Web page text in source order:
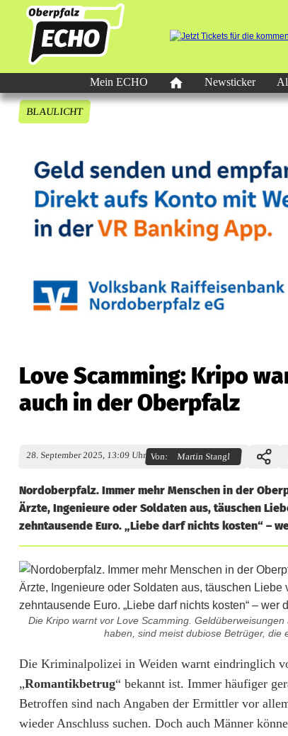
Mein ECHO Newsticker
BLAULICHT
Love Scamming: Kripo
auch in der Oberpfalz
28. September 2025, 13:09 Uhr Von: Martin Stangl
Nordoberpfalz. Immer mehr Menschen in der
Ärzte, Ingenieure oder Soldaten aus, täuschen
zehntausende Euro. „Liebe darf nichts kosten“ –
Die Kripo warnt vor Love Scamming.
haben, sind meist dubiose Betrüger, die
L
o
v
Die Kriminalpolizei in Weiden warnt eindringlich
„Romantikbetrug“ bekannt ist. Immer häufiger
Betroffen sind nach Angaben der Ermittler vor
wieder Anschluss suchen. Doch auch Männer